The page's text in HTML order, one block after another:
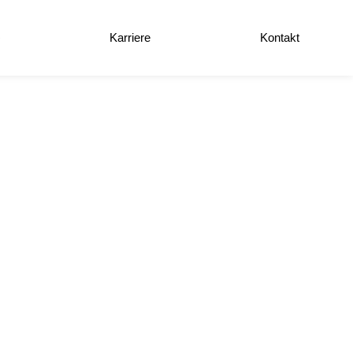
Karriere Kontakt